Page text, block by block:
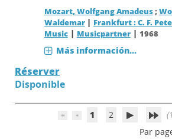
Mozart, Wolfgang Amadeus;
Waldemar | Frankfurt : C. F.
Music| Musicpartner| 1968
Más información...
Réserver
Disponible
1 2
Par